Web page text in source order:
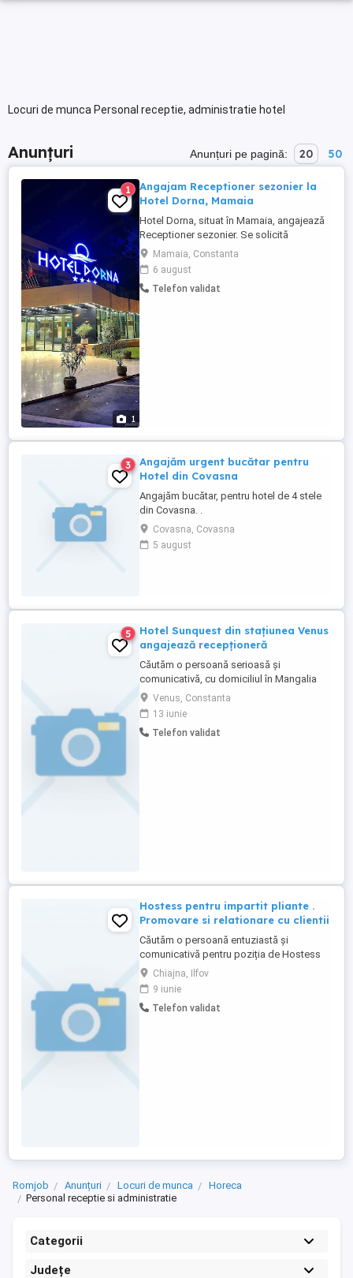
Locuri de munca Personal receptie, administratie hotel
Anunțuri Anunțuri pe pagină: 20 50
1
1
Angajam Receptioner sezonier la
Hotel Dorna, Mamaia
Hotel Dorna, situat în Mamaia, angajează
Receptioner sezonier. Se solicită
disponibilitate pentru muncă pe durata
sezonului estival și capacitatea de a lucra
în ture. Cei interesați pot suna la nr de
telefon pentru mai multe detalii.
Mamaia, Constanta
6 august
Telefon validat
3
Angajăm urgent bucătar pentru
Hotel din Covasna
Angajăm bucătar, pentru hotel de 4 stele
din Covasna. .
Covasna, Covasna
5 august
5
Hotel Sunquest din stațiunea Venus
angajează recepționeră
Căutăm o persoană serioasă și
comunicativă, cu domiciliul în Mangalia
sau zone apropiate, pentru a se alătura
echipei noastre în sezonul estival. Oferim:
-Decontarea transportului -Contract de
muncă -Salariu atractiv -Primă la final de
Venus, Constanta
13 iunie
Telefon validat
Hostess pentru impartit pliante .
Promovare si relationare cu clientii
Căutăm o persoană entuziastă și
comunicativă pentru poziția de Hostess
pentru distribuirea de pliante și
promovarea produselor serviciilor
noastre. Rolul principal va consta în
interacțiunea directă cu potențialii clienți,
Chiajna, Ilfov
9 iunie
Telefon validat
Romjob Anunțuri Locuri de munca
Horeca
Personal receptie si administratie
Categorii
Județe